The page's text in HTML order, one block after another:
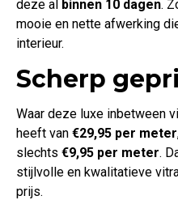
deze al binnen 10 dagen.
mooie en nette afwerking
interieur.
Scherp
Waar deze luxe inbetween
heeft van €29,95 per meter
slechts €9,95 per meter.
stijlvolle en kwalitatieve
prijs.